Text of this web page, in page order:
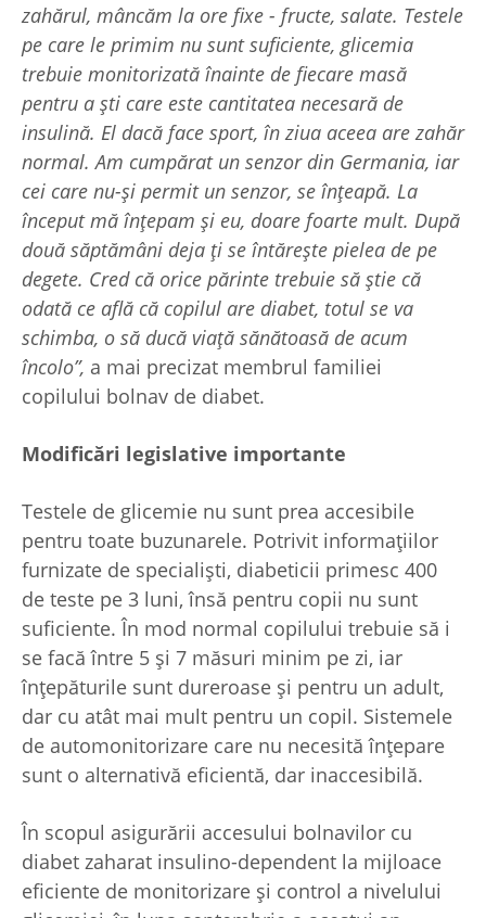
zahărul, mâncăm la ore fixe - fructe, salate. Testele
pe care le primim nu sunt suficiente, glicemia
trebuie monitorizată înainte de fiecare masă
pentru a ști care este cantitatea necesară de
insulină. El dacă face sport, în ziua aceea are zahăr
normal. Am cumpărat un senzor din Germania, iar
cei care nu-și permit un senzor, se înțeapă. La
început mă înțepam și eu, doare foarte mult. După
două săptămâni deja ți se întărește pielea de pe
degete. Cred că orice părinte trebuie să știe că
odată ce află că copilul are diabet, totul se va
schimba, o să ducă viață sănătoasă de acum
încolo”, a mai precizat membrul familiei
copilului bolnav de diabet.
Modificări legislative importante
Testele de glicemie nu sunt prea accesibile
pentru toate buzunarele. Potrivit informațiilor
furnizate de specialiști, diabeticii primesc 400
de teste pe 3 luni, însă pentru copii nu sunt
suficiente. În mod normal copilului trebuie să i
se facă între 5 și 7 măsuri minim pe zi, iar
înțepăturile sunt dureroase și pentru un adult,
dar cu atât mai mult pentru un copil. Sistemele
de automonitorizare care nu necesită înțepare
sunt o alternativă eficientă, dar inaccesibilă.
În scopul asigurării accesului bolnavilor cu
diabet zaharat insulino-dependent la mijloace
eficiente de monitorizare și control a nivelului